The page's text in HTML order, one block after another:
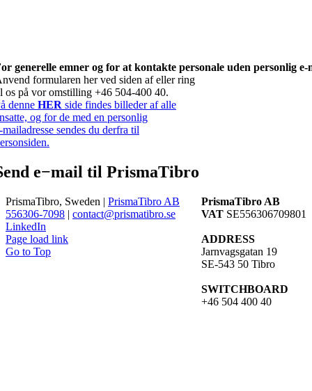
generelle emner og for at kontakte personale uden personlig e-
formularen her ved siden af eller ring
os på vor omstilling +46 504-400 40.
denne HER side findes billeder af alle
og for de med en personlig
mailadresse sendes du derfra til
e−mail til PrismaTibro
PrismaTibro AB
VAT SE556306709801
ADDRESS
Jarnvagsgatan 19
SE-543 50 Tibro
SWITCHBOARD
+46 504 400 40
PrismaTibro, Sweden | PrismaTibro AB
556306-7098 | contact@prismatibro.se
LinkedIn
Page load link
Go to Top